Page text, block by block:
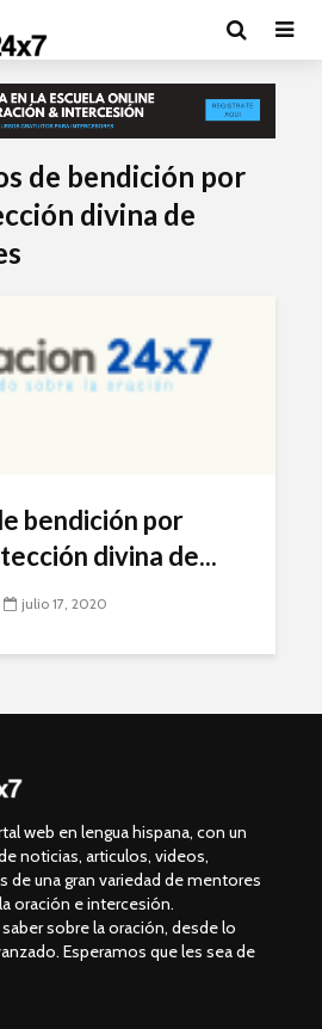
de bendición por
divina de
bendición por
divina de...
julio 17, 2020
web en lengua hispana, con un
noticias, articulos, videos,
de una gran variedad de mentores
oración e intercesión.
sobre la oración, desde lo
Esperamos que les sea de